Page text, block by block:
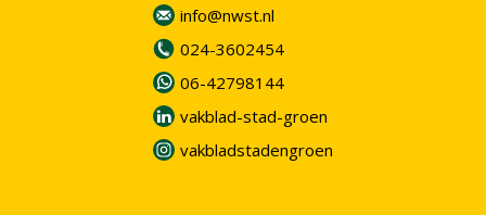
info@nwst.nl
024-3602454
06-42798144
vakblad-stad-groen
vakbladstadengroen